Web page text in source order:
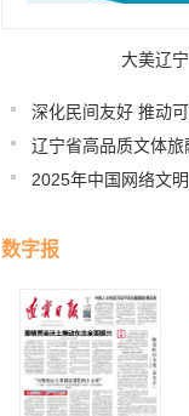
大美辽宁
深化民间友好 推动
辽宁省高品质文体
2025年中国网络文
数字报